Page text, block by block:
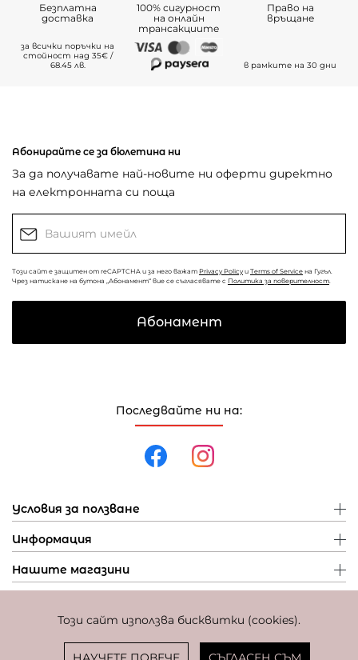
Този сайт използва бисквитки (cookies).
Безплатна
доставка
за всички поръчки на
стойност над 35€ /
68.45 лв.
100% сигурност
на онлайн
трансакциите
Право на
връщане
в рамките на 30 дни
Последвайте ни на:
Условия за ползване
Информация
Нашите магазини
Абонирайте се за бюлетина ни
За да получавате най-новите ни оферти директно
на електронната си поща
Този сайт е защитен от reCAPTCHA и за него важат Privacy Policy и Terms of Service на Гугъл.
Чрез натискане на бутона „Абонамент“ вие се съгласявате с Политика за поверителност
Абонамент
Фиксиран курс за превалутиране: 1 EUR = 1,95583 BGN